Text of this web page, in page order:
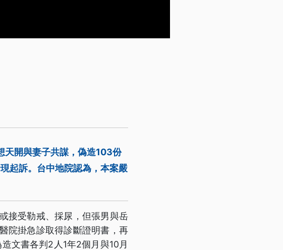
天開與妻子共謀，偽造103份
起訴。台中地院認為，本案嚴
接受勒戒、採尿，但張男與岳
院掛急診取得診斷證明書，再
文書各判2人1年2個月與10月